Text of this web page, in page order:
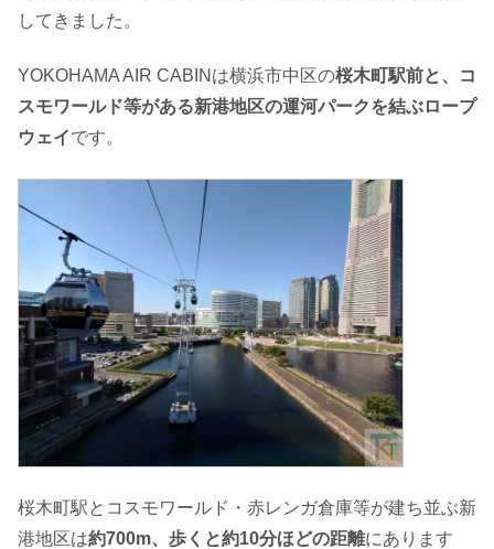
してきました。
YOKOHAMA AIR CABINは横浜市中区の桜木町駅前と、コ
スモワールド等がある新港地区の運河パークを結ぶロープ
ウェイです。
桜木町駅とコスモワールド・赤レンガ倉庫等が建ち並ぶ新
港地区は約700m、歩くと約10分ほどの距離にあります